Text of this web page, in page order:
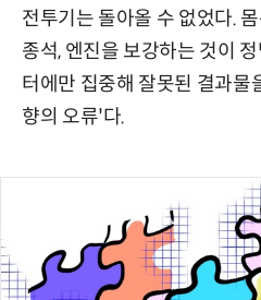
전투기는 돌아올 수 없었다.
종석, 엔진을 보강하는 것이
터에만 집중해 잘못된 결과물
향의 오류'다.